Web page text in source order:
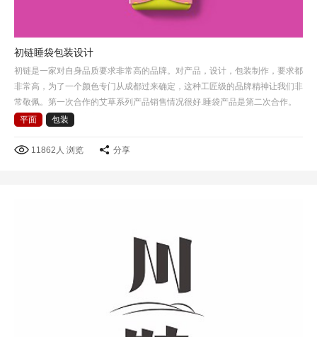
初链睡袋包装设计
初链是一家对自身品质要求非常高的品牌。对产品，设计，包装制作，要求都
非常高，为了一个颜色专门从成都过来确定，这种工匠级的品牌精神让我们非
常敬佩。第一次合作的艾草系列产品销售情况很好.睡袋产品是第二次合作。
这次选择了睡袋包裹方式作为产品包装创意的出发点，把睡…
平面 包装
11862人 浏览 分享